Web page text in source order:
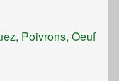
Poivrons, Oeuf